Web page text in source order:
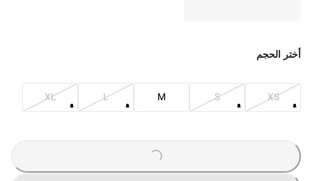
أختر الحجم
XS
S
M
L
XL
LOADING
...